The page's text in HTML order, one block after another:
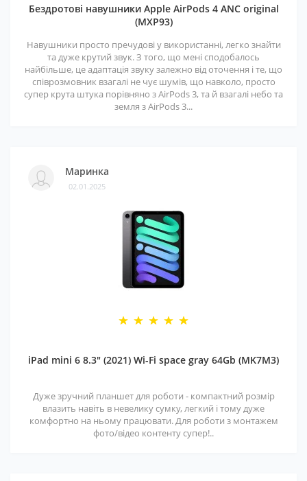
Бездротові навушники Apple AirPods 4 ANC original
(MXP93)
Навушники просто пречудові у використанні, легко знайти
та дуже крутий звук. З того, що мені сподобалось
найбільше, це адаптація звуку залежно від оточення і те, що
співрозмовник взагалі не чує шумів, що навколо, просто
супер крута штука порівняно з AirPods 3, та й взагалі небо та
земля з AirPods 3...
Маринка
02.01.2025
iPad mini 6 8.3" (2021) Wi-Fi space gray 64Gb (MK7M3)
Дуже зручний планшет для роботи - компактний розмір
влазить навіть в невелику сумку, легкий і тому дуже
комфортно на ньому працювати. Для роботи з монтажем
фото/відео контенту супер!..